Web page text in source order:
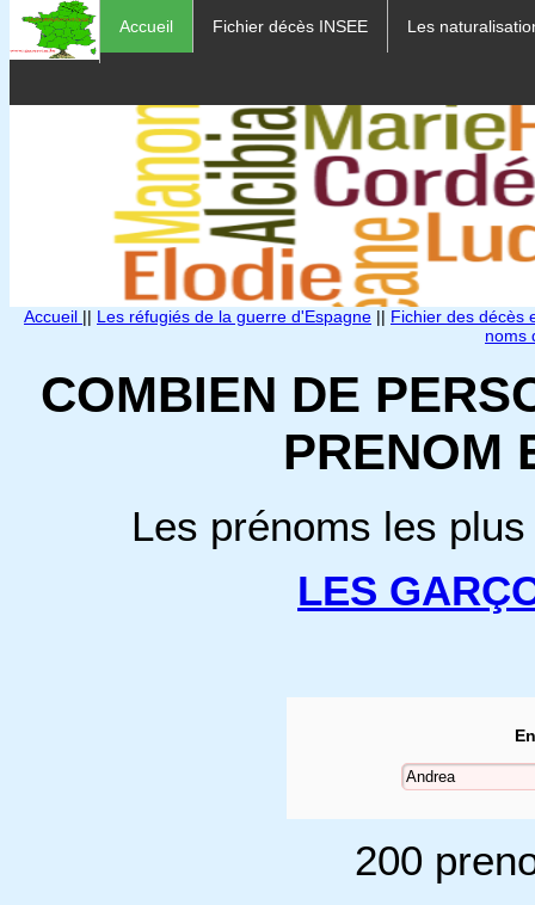
Accueil Fichier décès INSEE Les
Accueil || Les réfugiés de la guerre d'Espagne || Fichier des décès
noms
COMBIEN DE
PRENOM
Les prénoms les
LES
200